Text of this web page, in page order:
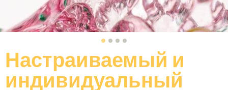
Настраиваемый и
индивидуальный